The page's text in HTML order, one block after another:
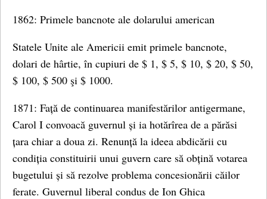
1862: Primele bancnote ale dolarului american
Statele Unite ale Americii emit primele bancnote,
dolari de hârtie, în cupiuri de $ 1, $ 5, $ 10, $ 20, $ 50,
$ 100, $ 500 şi $ 1000.
1871: Față de continuarea manifestărilor antigermane,
Carol I convoacă guvernul și ia hotărîrea de a părăsi
țara chiar a doua zi. Renunță la ideea abdicării cu
condiția constituirii unui guvern care să obțină votarea
bugetului și să rezolve problema concesionării căilor
ferate. Guvernul liberal condus de Ion Ghica